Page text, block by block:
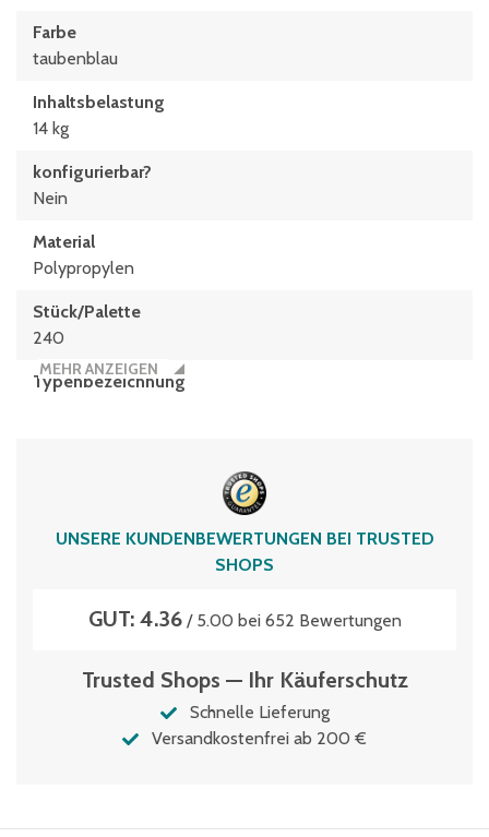
Farbe
taubenblau
Inhaltsbelastung
14 kg
konfigurierbar?
Nein
Material
Polypropylen
Stück/Palette
240
Typen­be­zeich­nung
MEHR ANZEIGEN
UNSERE KUNDENBEWERTUNGEN BEI TRUSTED
SHOPS
GUT: 4.36/ 5.00 bei 652 Bewertungen
Trusted Shops — Ihr Käuferschutz
Schnelle Lieferung
Versandkostenfrei ab 200 €